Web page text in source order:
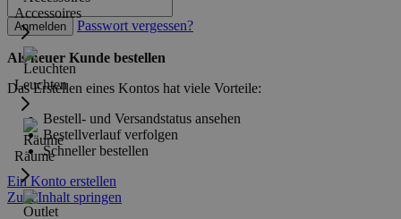
Accessoires
Leuchten
Räume
Anmelden Passwort vergessen?
Als neuer Kunde bestellen
Das Erstellen eines Kontos hat viele Vorteile:
Bestell- und Versandstatus ansehen
Bestellverlauf verfolgen
Schneller bestellen
Ein Konto erstellen
Zum Inhalt springen